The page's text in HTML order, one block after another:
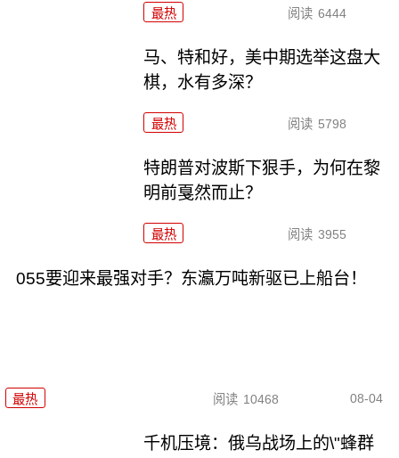
最热 阅读 6444
马、特和好，美中期选举这盘大
棋，水有多深？
最热 阅读 5798
特朗普对波斯下狠手，为何在黎
明前戛然而止？
最热 阅读 3955
055要迎来最强对手？东瀛万吨新驱已上船台！
最热 阅读 10468 08-04
千机压境：俄乌战场上的\"蜂群